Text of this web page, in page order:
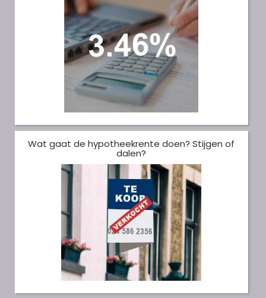
Wat gaat de hypotheekrente doen? Stijgen of
dalen?